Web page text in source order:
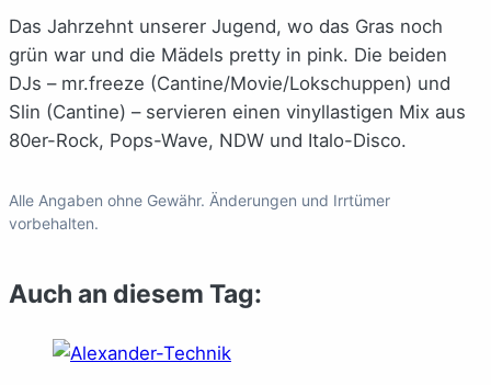
Das Jahrzehnt unserer Jugend, wo das Gras noch
grün war und die Mädels pretty in pink. Die beiden
DJs – mr.freeze (Cantine/Movie/Lokschuppen) und
Slin (Cantine) – servieren einen vinyllastigen Mix aus
80er-Rock, Pops-Wave, NDW und Italo-Disco.
Alle Angaben ohne Gewähr. Änderungen und Irrtümer
vorbehalten.
Auch an diesem Tag: